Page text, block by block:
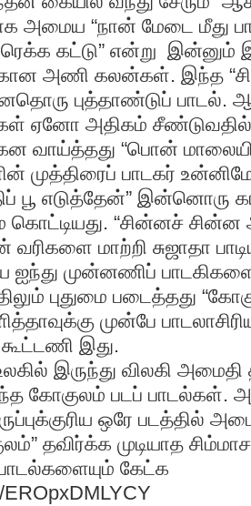
அமைய “நான் மேடை மீது
ரெக்க கட்டு” என்று
அணி கலன்கள். இந்த
புத்தாண்டுப்
ஏனோ அதிகம்
வாய்த்தது “பொன்
பாடகர்
பூ எடுத்தேன்” இன்னொரு
கொட்டியது. “சின்னச்
வரிகளை மாற்றி சுஜாதா
ஐந்து முன்னணிப்
புதுமை படைத்தது
முன்பே பாடலாசிரியர்
இது.
இருந்து விலகி அமைதி
கோகுலம் படப் பாடல்கள்.
ஒரே படத்தில்
தவிர்க்க முடியாத
கேட்க